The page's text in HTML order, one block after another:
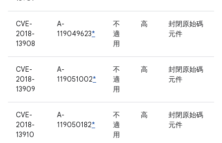
CVE-
2018-
13908
A-
119049623*
不
適
用
高
封閉原始碼
元件
CVE-
2018-
13909
A-
119051002*
不
適
用
高
封閉原始碼
元件
CVE-
2018-
13910
A-
119050182*
不
適
用
高
封閉原始碼
元件